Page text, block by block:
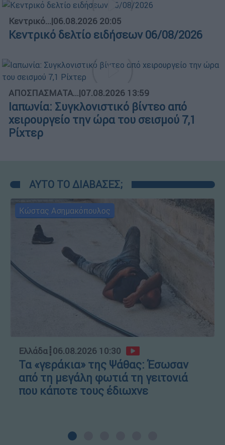
Κεντρικό...|06.08.2026 20:05
Κεντρικό δελτίο ειδήσεων 06/08/2026
ΑΠΟΣΠΑΣΜΑΤΑ...|07.08.2026 13:59
Ιαπωνία: Συγκλονιστικό βίντεο από
χειρουργείο την ώρα του σεισμού 7,1
Ρίχτερ
ΑΥΤΟ ΤΟ ΔΙΑΒΑΣΕΣ;
Κώστας Ασημακόπουλος
Ελλάδα┋06.08.2026 10:30
Τα «γεράκια» της Ψάθας: Έσωσαν
από τη μεγάλη φωτιά τη γειτονιά
που κάποτε τους έδιωχνε